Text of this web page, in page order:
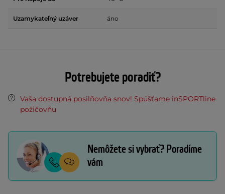
Uzamykateľný uzáver áno
Potrebujete poradiť?
Vaša dostupná posilňovňa snov! Spúšťame inSPORTline
požičovňu
Nemôžete si vybrať? Poradíme
vám